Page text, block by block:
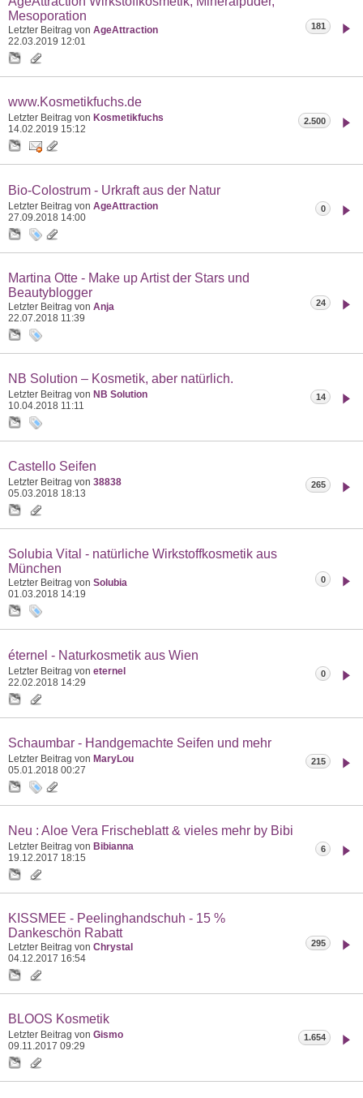
Mesoporation
Letzter Beitrag von AgeAttraction
22.03.2019 12:01
181
www.Kosmetikfuchs.de
Letzter Beitrag von Kosmetikfuchs
14.02.2019 15:12
2.500
Bio-Colostrum - Urkraft aus der Natur
Letzter Beitrag von AgeAttraction
27.09.2018 14:00
0
Martina Otte - Make up Artist der Stars und
Beautyblogger
Letzter Beitrag von Anja
22.07.2018 11:39
24
NB Solution – Kosmetik, aber natürlich.
Letzter Beitrag von NB Solution
10.04.2018 11:11
14
Castello Seifen
Letzter Beitrag von 38838
05.03.2018 18:13
265
Solubia Vital - natürliche Wirkstoffkosmetik aus
München
Letzter Beitrag von Solubia
01.03.2018 14:19
0
éternel - Naturkosmetik aus Wien
Letzter Beitrag von eternel
22.02.2018 14:29
0
Schaumbar - Handgemachte Seifen und mehr
Letzter Beitrag von MaryLou
05.01.2018 00:27
215
Neu : Aloe Vera Frischeblatt & vieles mehr by Bibi
Letzter Beitrag von Bibianna
19.12.2017 18:15
6
KISSMEE - Peelinghandschuh - 15 %
Dankeschön Rabatt
Letzter Beitrag von Chrystal
04.12.2017 16:54
295
BLOOS Kosmetik
Letzter Beitrag von Gismo
09.11.2017 09:29
1.654